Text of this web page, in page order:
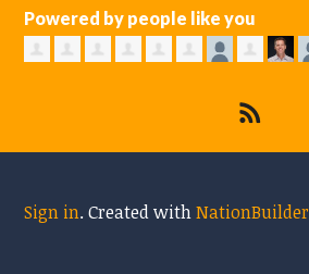
Powered by people like you
Sign in.Created withNationBuilder